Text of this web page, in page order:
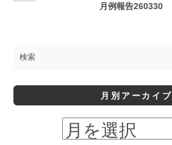
月例報告260330
月別アーカイブ